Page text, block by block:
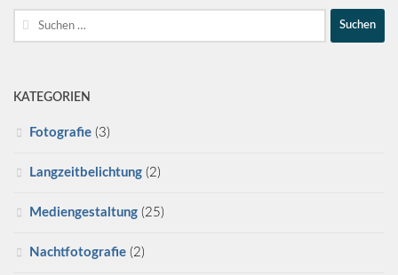
Suche
nach:
KATEGORIEN
Fotografie (3)
Langzeitbelichtung (2)
Mediengestaltung (25)
Nachtfotografie (2)